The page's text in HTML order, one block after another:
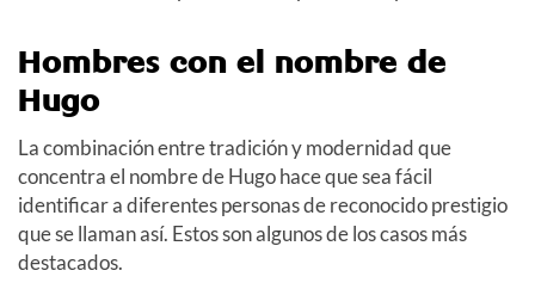
Hombres con el nombre de
Hugo
La combinación entre tradición y modernidad que
concentra el nombre de Hugo hace que sea fácil
identificar a diferentes personas de reconocido prestigio
que se llaman así. Estos son algunos de los casos más
destacados.